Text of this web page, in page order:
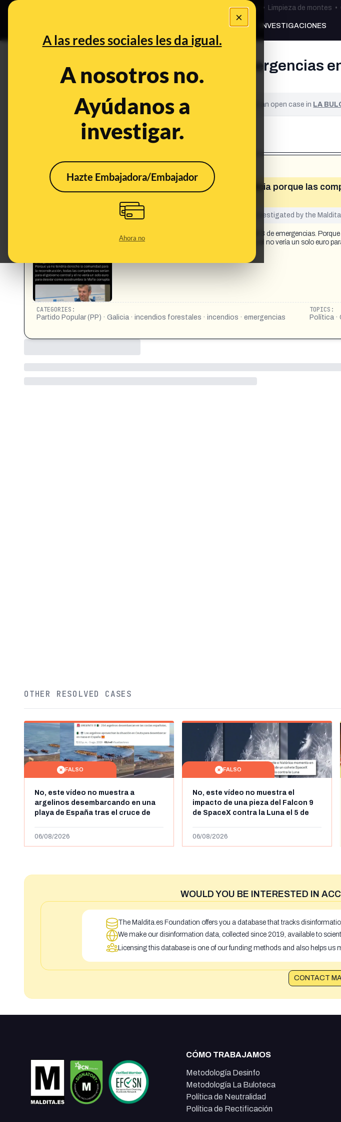
×
A las redes sociales les da igual.
A nosotros no.
Ayúdanos a
investigar.
Hazte Embajadora/Embajador
Ahora no
Bulos Ceuta • Limpieza de montes •
PREBUNKING INVESTIGACIONES
¿El PP no decreta el nivel 3 de emergencias
para el Gobierno central?
This content has NOT yet been verified. It is an open case in LA
What's being said:
«El PP no decreta el nivel 3 de emergencias en Galicia porque las
This content has not yet been investigated by the
Por qué el PP no decreta EI Nivel 3? Claro que no le interesa pedir el nivel 3 de emergencias.
reconstrucción, todas las competencias serían para el gobierno central y el no vería un solo euro
CATEGORIES:
Partido Popular (PP) · Galicia · incendios forestales · incendios · emergencias
TOPICS:
Política
OTHER RESOLVED CASES
FALSO
No, este vídeo no muestra a
argelinos desembarcando en una
playa de España tras el cruce de
de julio de 2026: son imágenes de
06/08/2026
FALSO
No, este vídeo no muestra el
impacto de una pieza del Falcon 9
de SpaceX contra la Luna el 5 de
menos abril de 2026
06/08/2026
WOULD YOU BE INTERESTED IN
The Maldita.es Foundation offers you a database that tracks
We make our disinformation data, collected since 2019, available to
Licensing this database is one of our funding methods and also helps us
CONTACT
CÓMO TRABAJAMOS
Metodología Desinfo
Metodología La Buloteca
Política de Neutralidad
Política de Rectificación